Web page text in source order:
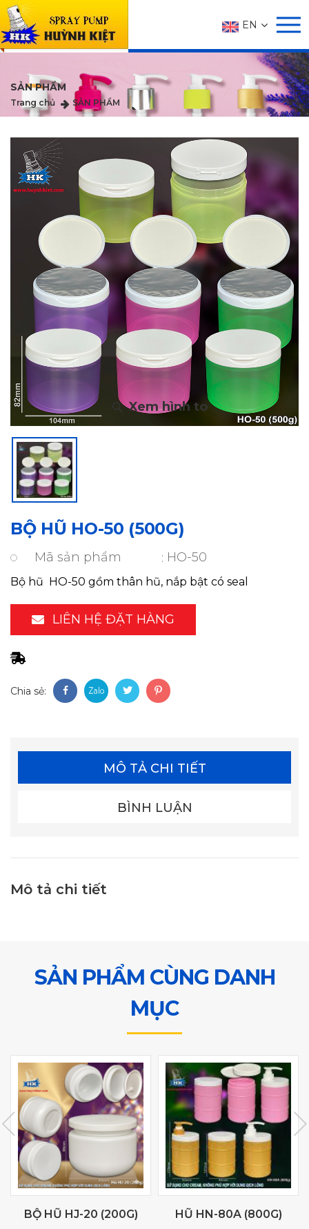
EN
SẢN PHẨM
Trang chủ SẢN PHẨM
BỘ HŨ HO-50 (500G)
Mã sản phẩm HO-50
Bộ hũ HO-50 gồm thân hũ, nắp bật có seal
LIÊN HỆ ĐẶT HÀNG
Chia sẻ:
MÔ TẢ CHI TIẾT
BÌNH LUẬN
Mô tả chi tiết
SẢN PHẨM CÙNG DANH
MỤC
BỘ HŨ HJ-20 (200G) HŨ HN-80A (800G)